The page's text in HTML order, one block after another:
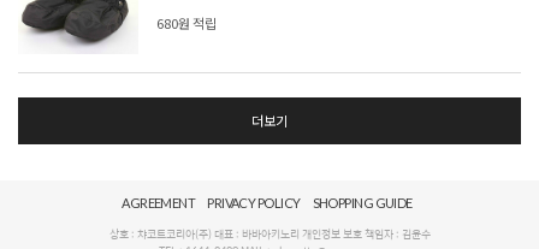
680원 적립
더보기
AGREEMENT PRIVACY POLICY SHOPPING GUIDE
상호 : 챠코트코리아(주) 대표 : 바바아키노리 개인정보 보호 책임자 : 김윤수